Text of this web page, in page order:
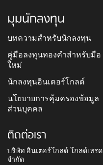
มุมนักลงทุน
บทความสำหรับนักลงทุน
คู่มือลงทุนทองคำสำหรับมือ
ใหม่
นักลงทุนอินเตอร์โกลด์
นโยบายการคุ้มครองข้อมูล
ส่วนบุคคล
ติดต่อเรา
บริษัท อินเตอร์โกลด์ โกลด์เทรด
จำกัด